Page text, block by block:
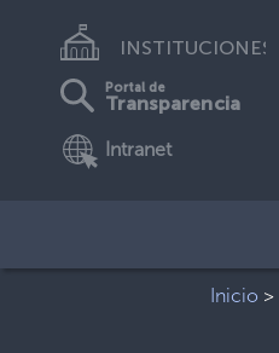
INSTITUCIONES
Portal de
Transparencia
Intranet
Inicio >